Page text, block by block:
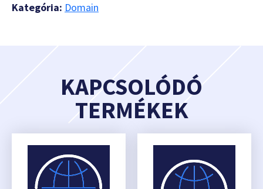
Kategória: Domain
KAPCSOLÓDÓ
TERMÉKEK